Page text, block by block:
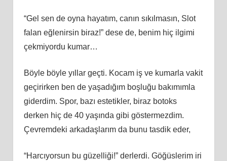
“Gel sen de oyna hayatım, canın sıkılmasın, Slot
falan eğlenirsin biraz!” dese de, benim hiç ilgimi
çekmiyordu kumar…
Böyle böyle yıllar geçti. Kocam iş ve kumarla vakit
geçirirken ben de yaşadığım boşluğu bakımımla
giderdim. Spor, bazı estetikler, biraz botoks
derken hiç de 40 yaşında gibi göstermezdim.
Çevremdeki arkadaşlarım da bunu tasdik eder,
“Harcıyorsun bu güzelliği!” derlerdi. Göğüslerim iri